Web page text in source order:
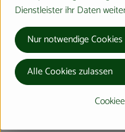
Sonett wird vor allem über
vertrieben. Die Sonett
Ländern. Insgesamt 31
außereuropäischen Ländern
Dienstleister ihr Daten
Nur notwendige
Alle Cookies zulassen